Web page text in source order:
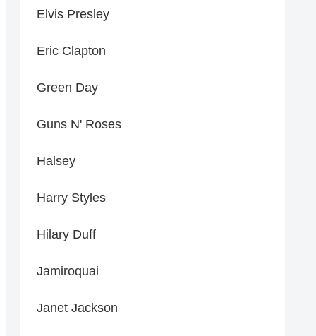
Elvis Presley
Eric Clapton
Green Day
Guns N' Roses
Halsey
Harry Styles
Hilary Duff
Jamiroquai
Janet Jackson